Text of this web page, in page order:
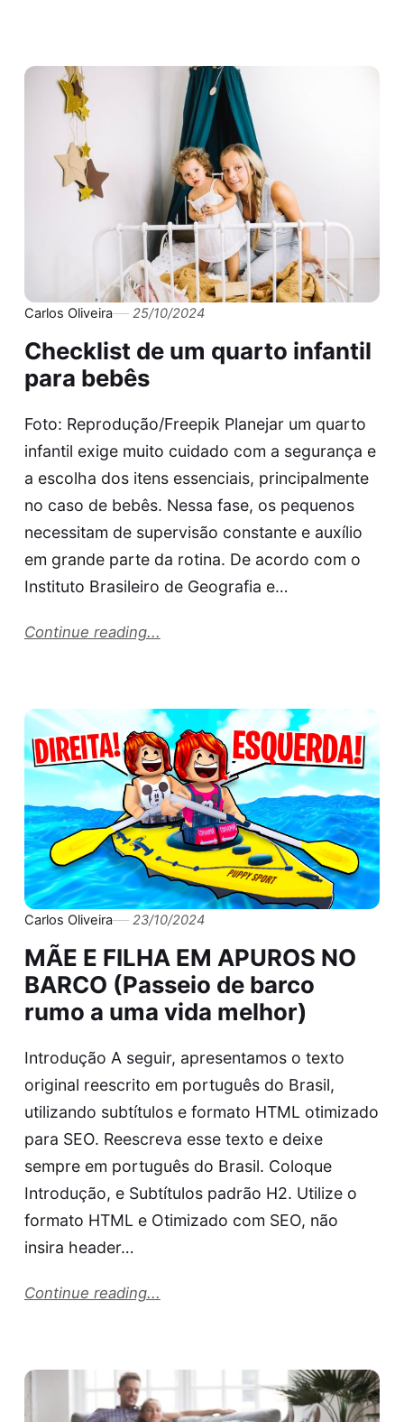
Carlos Oliveira 25/10/2024
Checklist de um quarto infantil
para bebês
Foto: Reprodução/Freepik Planejar um quarto
infantil exige muito cuidado com a segurança e
a escolha dos itens essenciais, principalmente
no caso de bebês. Nessa fase, os pequenos
necessitam de supervisão constante e auxílio
em grande parte da rotina. De acordo com o
Instituto Brasileiro de Geografia e…
Continue reading...
Carlos Oliveira 23/10/2024
MÃE E FILHA EM APUROS NO
BARCO (Passeio de barco
rumo a uma vida melhor)
Introdução A seguir, apresentamos o texto
original reescrito em português do Brasil,
utilizando subtítulos e formato HTML otimizado
para SEO. Reescreva esse texto e deixe
sempre em português do Brasil. Coloque
Introdução, e Subtítulos padrão H2. Utilize o
formato HTML e Otimizado com SEO, não
insira header…
Continue reading...